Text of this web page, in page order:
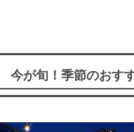
今が旬！季節のおす